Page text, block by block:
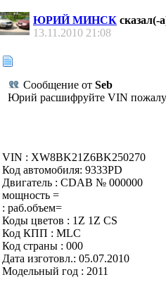
ЮРИЙ МИНСК сказал(-
13.11.2010 21:08
Сообщение от Seb
Юрий расшифруйте VIN
VIN : XW8BK21Z6BK250270
Код автомобиля: 9333PD
Двигатель : CDAB № 000000
мощность =
: раб.объем=
Коды цветов : 1Z 1Z CS
Код КПП : MLC
Код страны : 000
Дата изготовл.: 05.07.2010
Модельный год : 2011